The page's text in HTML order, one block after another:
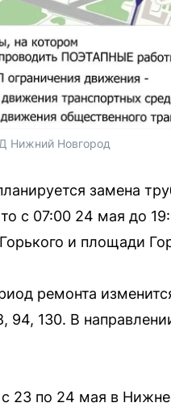
Нижний Новгород
замена
с 07:00 24 мая до
и площади
ремонта
94, 130. В
23 по 24 мая в